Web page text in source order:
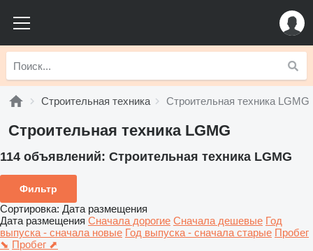
Строительная техника Строительная техника LGMG
Строительная техника LGMG
114 объявлений: Строительная техника LGMG
Фильтр
Сортировка: Дата размещения
Дата размещения Сначала дорогие Сначала дешевые Год
выпуска - сначала новые Год выпуска - сначала старые Пробег
⬊ Пробег ⬈